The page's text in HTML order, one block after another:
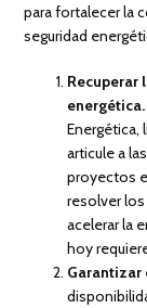
para fortalecer la
seguridad
Recuperar
Energética,
articule a
proyectos
resolver
acelerar la
hoy